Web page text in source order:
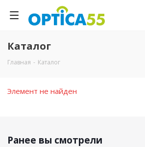
Каталог
Главная - Каталог
Элемент не найден
Ранее вы смотрели